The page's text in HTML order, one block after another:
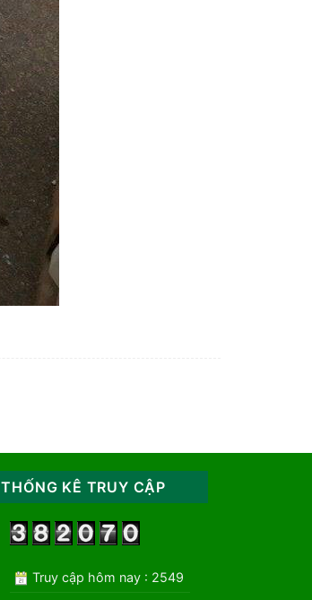
THỐNG KÊ TRUY CẬP
Truy cập hôm nay : 2549